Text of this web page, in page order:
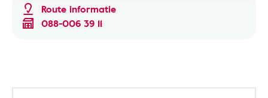
Route informatie
088-006 39 11